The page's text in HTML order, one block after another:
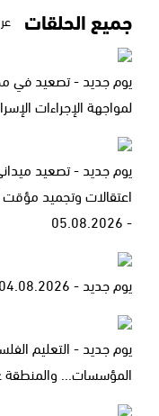
جميع الحلقات
يوم جديد - تصعيد في
لمواجهة الإجراءات
يوم جديد - تصعيد
اعتقالات وتجميد
- 05.08.2026
يوم جديد - 04.08.2026
يوم جديد - التعليم
المؤسسات... والمنطقة على